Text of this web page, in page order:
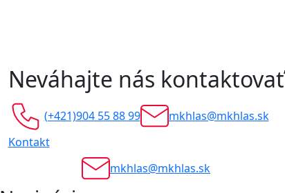
Neváhajte nás kontaktovať
(+421)904 55 88 99
mkhlas@mkhlas.sk
Kontakt
mkhlas@mkhlas.sk